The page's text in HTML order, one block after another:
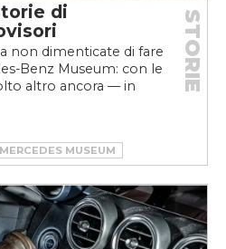
di
non dimenticate di fare
Benz Museum: con le
altro ancora — in
STORIE
MUSEUM
DIGITALE